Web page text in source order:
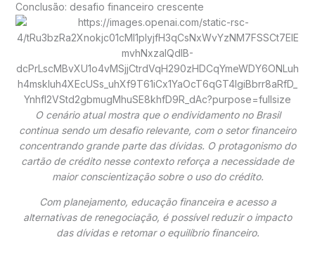
Conclusão: desafio financeiro crescente
O cenário atual mostra que o endividamento no Brasil
continua sendo um desafio relevante, com o setor financeiro
concentrando grande parte das dívidas. O protagonismo do
cartão de crédito nesse contexto reforça a necessidade de
maior conscientização sobre o uso do crédito.
Com planejamento, educação financeira e acesso a
alternativas de renegociação, é possível reduzir o impacto
das dívidas e retomar o equilíbrio financeiro.